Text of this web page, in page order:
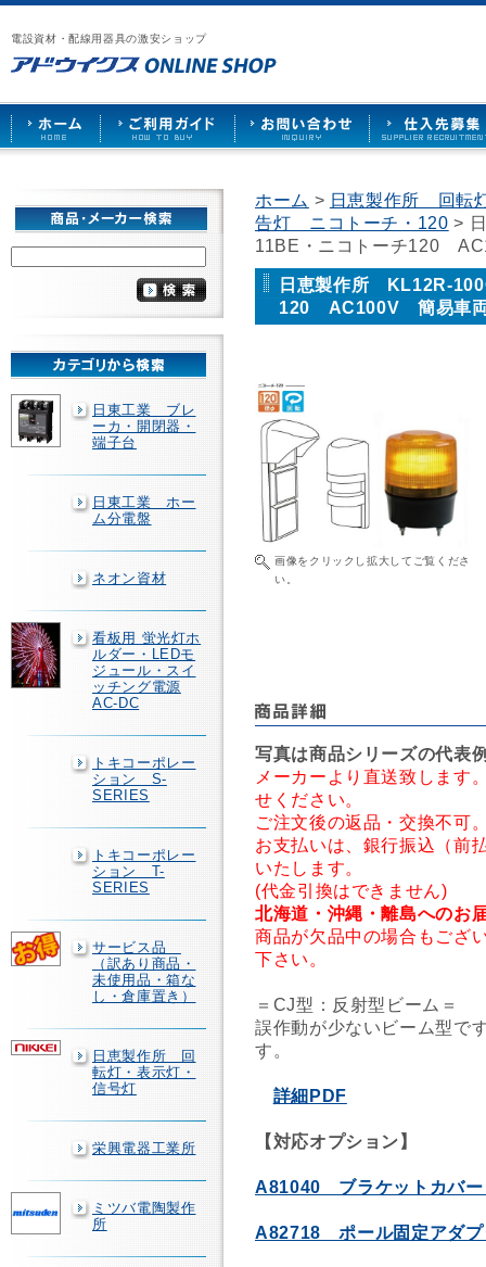
電設資材・配線用器具の激安ショップ
漏
電
ブ
レ
ー
カ
ー
や
照
ケ
ッ
ト
な
で
販
売
ア
ウ
イ
ス
HOME
ご
用
ガ
ド
お
い
合
せ
仕
先
募
日東工業 ブレ
ーカ・開閉器・
端子台
日東工業 ホー
ム分電盤
ネオン資材
看板用 蛍光灯ホ
ルダー・LEDモ
ジュール・スイ
ッチング電源
AC-DC
トキコーポレー
ション S-
SERIES
トキコーポレー
ション T-
SERIES
サービス品
（訳あり商品・
未使用品・箱な
し・倉庫置き）
日恵製作所 回
転灯・表示灯・
信号灯
栄興電器工業所
ミツバ電陶製作
所
ホーム > 日恵製作所 回転
告灯 ニコトーチ・120 >
11BE・ニコトーチ120
日恵製作所 KL12R-
120 AC100V 簡易車両
画像をクリックし拡大してご覧くださ
い。
写真は商品シリーズの代表
メーカーより直送致します
せください。
ご注文後の返品・交換不可
お支払いは、銀行振込（前
いたします。
(代金引換はできません)
北海道・沖縄・離島へのお
商品が欠品中の場合もござ
下さい。
＝CJ型：反射型ビーム＝
誤作動が少ないビーム型で
す。
詳細PDF
【対応オプション】
A81040 ブラケットカバー
A82718 ポール固定アダプ